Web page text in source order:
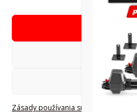
Zobraziť
Zásady používania súborov
Copyright ©
Obchodné